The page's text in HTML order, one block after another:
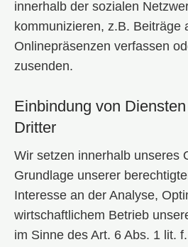
innerhalb der sozialen
kommunizieren, z.B. Beiträge
Onlinepräsenzen verfassen
zusenden.
Einbindung von
Dritter
Wir setzen innerhalb unseres
Grundlage unserer
Interesse an der Analyse,
wirtschaftlichem Betrieb
im Sinne des Art. 6 Abs. 1 lit.